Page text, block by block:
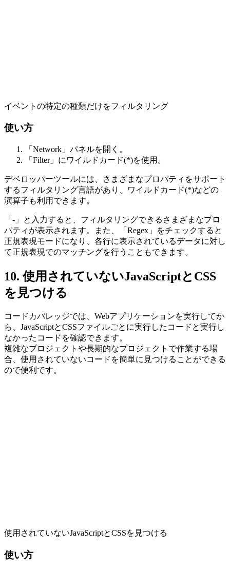
イベントの特定の種類だけをフィルタリング
使い方
「Network」パネルを開く。
「Filter」にワイルドカード(*)を使用。
デベロッパーツールには、さまざまなプロパティをサポート
するフィルタリング言語があり、ワイルドカード(*)などの
演算子も利用できます。
「-」と入力すると、フィルタリングできるさまざまなプロ
パティが表示されます。また、「Regex」をチェックすると
正規表現モードになり、各行に表示されているデータに対し
て正規表現でのマッチングを行うこともできます。
10. 使用されていないJavaScriptとCSS
を見つける
コードカバレッジでは、Webアプリケーションを実行してか
ら、JavaScriptとCSSファイルごとに実行したコードと実行し
なかったコードを確認できます。
複雑なプロジェクトや長期的なプロジェクトで作業する場
合、使用されていないコードを簡単に見つけることができる
ので便利です。
使用されていないJavaScriptとCSSを見つける
使い方